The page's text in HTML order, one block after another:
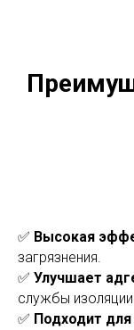
✅ Высокая
загрязнения.
✅ Улучшает
службы
✅ Подходит